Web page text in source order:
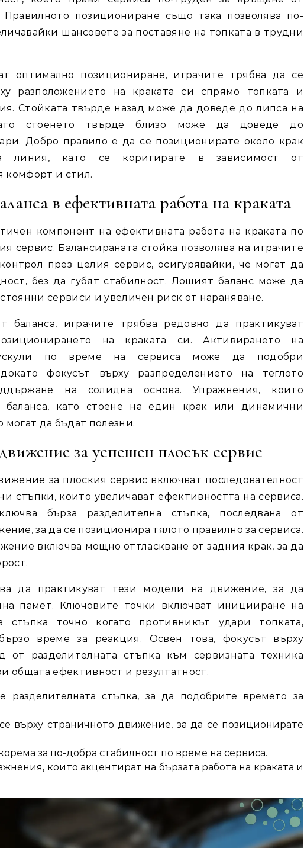
Правилното позициониране също така позволява по-
шансовете за поставяне на топката в трудни
оптимално позициониране, играчите трябва да се
разположението на краката си спрямо топката и
Стойката твърде назад може да доведе до липса на
стоенето твърде близо може да доведе до
Добро правило е да се позиционирате около крак
линия, като се коригирате в зависимост от
комфорт и стил.
в ефективната работа на краката
компонент на ефективната работа на краката по
сервис. Балансираната стойка позволява на играчите
през целия сервис, осигурявайки, че могат да
без да губят стабилност. Лошият баланс може да
сервиси и увеличен риск от нараняване.
баланса, играчите трябва редовно да практикуват
на краката си. Активирането на
по време на сервиса може да подобри
докато фокусът върху разпределението на теглото
на солидна основа. Упражнения, които
баланса, като стоене на един крак или динамични
да бъдат полезни.
за успешен плосък сервис
за плоския сервис включват последователност
стъпки, които увеличават ефективността на сервиса.
бърза разделителна стъпка, последвана от
за да се позиционира тялото правилно за сервиса.
включва мощно оттласкване от задния крак, за да
да практикуват тези модели на движение, за да
памет. Ключовите точки включват иницииране на
стъпка точно когато противникът удари топката,
време за реакция. Освен това, фокусът върху
от разделителната стъпка към сервизната техника
общата ефективност и резултатност.
разделителната стъпка, за да подобрите времето за
върху страничното движение, за да се позиционирате
за по-добра стабилност по време на сервиса.
които акцентират на бързата работа на краката и